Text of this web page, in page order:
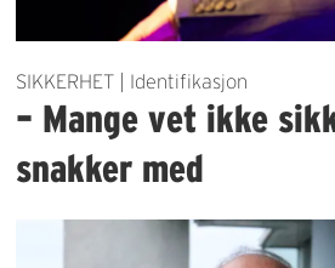
SIKKERHET | Identifikasjon
– Mange vet ikke
snakker med